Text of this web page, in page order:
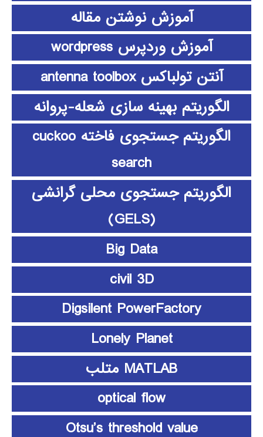
آموزش نوشتن مقاله
آموزش وردپرس wordpress
آنتن تولباکس antenna toolbox
الگوریتم بهینه سازی شعله-پروانه
الگوریتم جستجوی فاخته cuckoo
search
الگوریتم جستجوی محلی گرانشی
(GELS)
Big Data
civil 3D
Digsilent PowerFactory
Lonely Planet
MATLAB متلب
optical flow
Otsu’s threshold value